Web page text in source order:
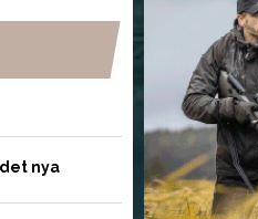
det nya